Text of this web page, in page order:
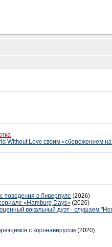
Without Love своим «сбережением
поведения в Ливерпуле (2026)
«Hamburg Days» (2026)
вокальный дуэт - слушаем
с коронавирусом (2020)